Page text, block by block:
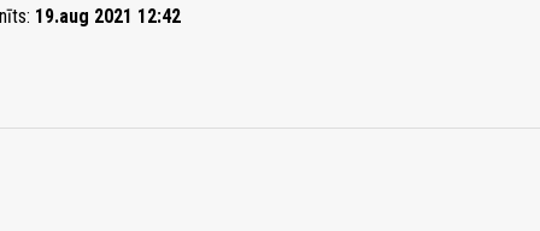
19.aug 2021 12:42